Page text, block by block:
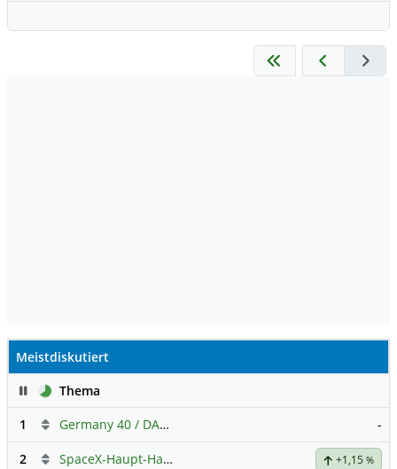
Meistdiskutiert
PauseThema
1
Germany 40 / DAX Prognose -
2 SpaceX-Haupt-Hauptforum +1,15 %